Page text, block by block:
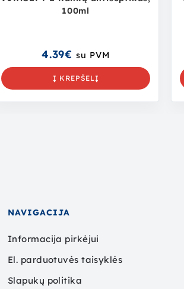
100ml
4.39€ su PVM
Į KREPŠELĮ
NAVIGACIJA
Informacija pirkėjui
El. parduotuvės taisyklės
Slapukų politika